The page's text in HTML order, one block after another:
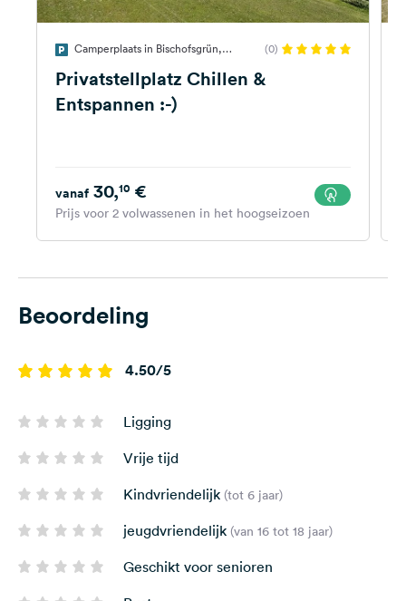
(0)
Privatstellplatz Chillen &
Entspannen :-)
vanaf 30,10 €
Prijs voor 2 volwassenen in het hoogseizoen
Beoordeling
4.50/5
Ligging
Vrije tijd
Kindvriendelijk (tot 6 jaar)
jeugdvriendelijk (van 16 tot 18 jaar)
Geschikt voor senioren